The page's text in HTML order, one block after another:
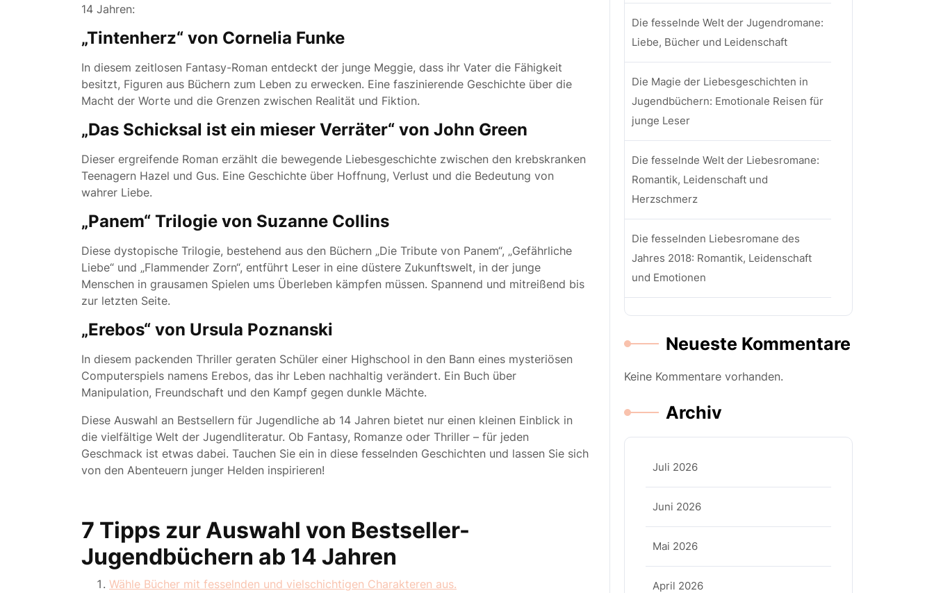
14 Jahren:
„Tintenherz“ von Cornelia Funke
In diesem zeitlosen Fantasy-Roman entdeckt der junge Meggie, dass ihr Vater die Fähigkeit
besitzt, Figuren aus Büchern zum Leben zu erwecken. Eine faszinierende Geschichte über die
Macht der Worte und die Grenzen zwischen Realität und Fiktion.
„Das Schicksal ist ein mieser Verräter“ von John Green
Dieser ergreifende Roman erzählt die bewegende Liebesgeschichte zwischen den krebskranken
Teenagern Hazel und Gus. Eine Geschichte über Hoffnung, Verlust und die Bedeutung von
wahrer Liebe.
„Panem“ Trilogie von Suzanne Collins
Diese dystopische Trilogie, bestehend aus den Büchern „Die Tribute von Panem“, „Gefährliche
Liebe“ und „Flammender Zorn“, entführt Leser in eine düstere Zukunftswelt, in der junge
Menschen in grausamen Spielen ums Überleben kämpfen müssen. Spannend und mitreißend bis
zur letzten Seite.
„Erebos“ von Ursula Poznanski
In diesem packenden Thriller geraten Schüler einer Highschool in den Bann eines mysteriösen
Computerspiels namens Erebos, das ihr Leben nachhaltig verändert. Ein Buch über
Manipulation, Freundschaft und den Kampf gegen dunkle Mächte.
Diese Auswahl an Bestsellern für Jugendliche ab 14 Jahren bietet nur einen kleinen Einblick in
die vielfältige Welt der Jugendliteratur. Ob Fantasy, Romanze oder Thriller – für jeden
Geschmack ist etwas dabei. Tauchen Sie ein in diese fesselnden Geschichten und lassen Sie sich
von den Abenteuern junger Helden inspirieren!
7 Tipps zur Auswahl von Bestseller-
Jugendbüchern ab 14 Jahren
Wähle Bücher mit fesselnden und vielschichtigen Charakteren aus.
Die fesselnde Welt der Jugendromane:
Liebe, Bücher und Leidenschaft
Die Magie der Liebesgeschichten in
Jugendbüchern: Emotionale Reisen für
junge Leser
Die fesselnde Welt der Liebesromane:
Romantik, Leidenschaft und
Herzschmerz
Die fesselnden Liebesromane des
Jahres 2018: Romantik, Leidenschaft
und Emotionen
Neueste Kommentare
Keine Kommentare vorhanden.
Archiv
Juli 2026
Juni 2026
Mai 2026
April 2026